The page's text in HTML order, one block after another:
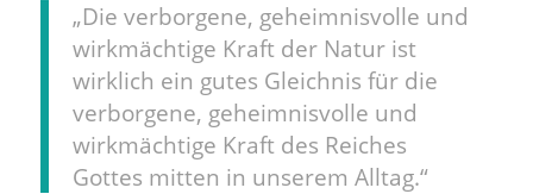
„Die verborgene, geheimnisvolle und
wirkmächtige Kraft der Natur ist
wirklich ein gutes Gleichnis für die
verborgene, geheimnisvolle und
wirkmächtige Kraft des Reiches
Gottes mitten in unserem Alltag.“